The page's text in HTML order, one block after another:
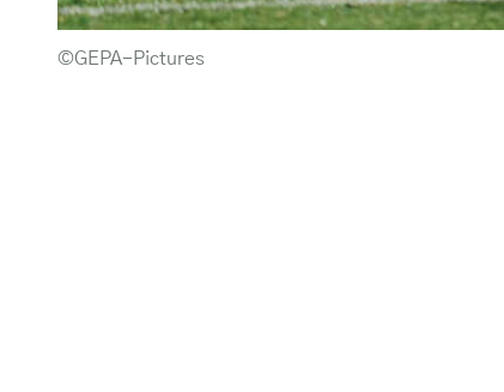
©GEPA-Pictures